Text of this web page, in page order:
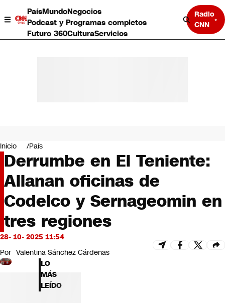
PaísMundoNegocios
Podcast y Programas completos
Futuro 360CulturaServicios
Radio
CNN
Negocios
Deportes
Programas completos
Cultura
Servicios
Bits
CNN tiempo
Futuro 360
Inicio País
Derrumbe en El Teniente:
Allanan oficinas de
Codelco y Sernageomin en
tres regiones
28- 10- 2025 11:54
Por Valentina Sánchez Cárdenas
LO
MÁS
LEÍDO